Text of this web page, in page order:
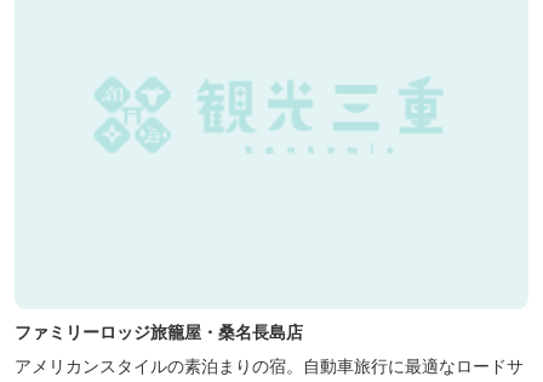
ファミリーロッジ旅籠屋・桑名長島店
アメリカンスタイルの素泊まりの宿。自動車旅行に最適なロードサ